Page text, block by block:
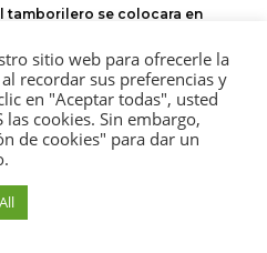
tamborilero se colocara en
servido el primer plato
la comida DEL MUTIS con
QUE NO
“
sitio web para ofrecerle la
recordar sus preferencias y
en "Aceptar todas", usted
las cookies. Sin embargo,
de cookies" para dar un